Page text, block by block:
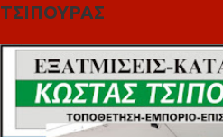
ΤΣΙΠΟΥΡΑΣ